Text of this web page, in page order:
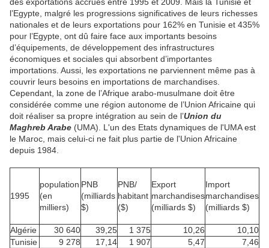
l’Egypte, malgré les progressions significatives de leurs richesses
nationales et de leurs exportations pour 162% en Tunisie et 435%
pour l’Egypte, ont dû faire face aux importants besoins
d’équipements, de développement des infrastructures
économiques et sociales qui absorbent d’importantes
importations. Aussi, les exportations ne parviennent même pas à
couvrir leurs besoins en importations de marchandises.
Cependant, la zone de l’Afrique arabo-musulmane doit être
considérée comme une région autonome de l’Union Africaine qui
doit réaliser sa propre intégration au sein de l’Union du
Maghreb Arabe (UMA). L'un des Etats dynamiques de l'UMA est
le Maroc, mais celui-ci ne fait plus partie de l'Union Africaine
depuis 1984.
1995
population
(en
milliers)
PNB
(milliards
$)
PNB/
habitant
($)
Export
marchandises
(milliards $)
Import
marchandises
(milliards $)
Algérie 30 640 39,25 1 375 10,26
10,10
Tunisie
9 278 17,14 1 907 5,47
7,46